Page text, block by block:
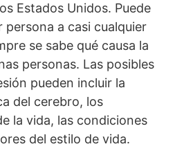
Estados Unidos. Puede
persona a casi cualquier
se sabe qué causa la
personas. Las posibles
pueden incluir la
del cerebro, los
la vida, las condiciones
del estilo de vida.